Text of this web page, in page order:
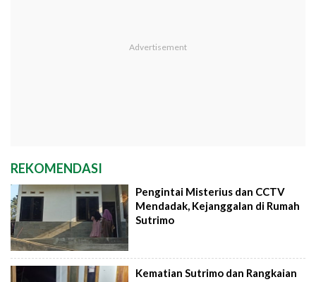
REKOMENDASI
Pengintai Misterius dan CCTV
Mendadak, Kejanggalan di Rumah
Sutrimo
Kematian Sutrimo dan Rangkaian